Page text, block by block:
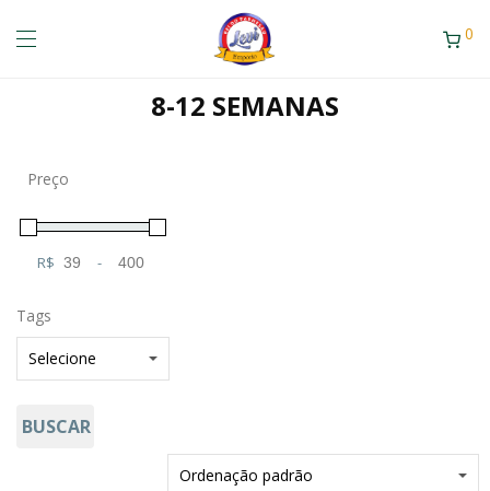
0
8-12 SEMANAS
Preço
R$ -
Tags
BUSCAR